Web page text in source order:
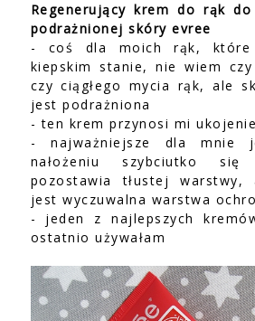
Regenerujący krem do rąk
podrażnionej skóry evree
- coś dla moich rąk,
kiepskim stanie, nie wiem
czy ciągłego mycia rąk, ale
jest podrażniona
- ten krem przynosi mi ukojenie
- najważniejsze dla
nałożeniu szybciutko się
pozostawia tłustej warstwy,
jest wyczuwalna warstwa
- jeden z najlepszych
ostatnio używałam